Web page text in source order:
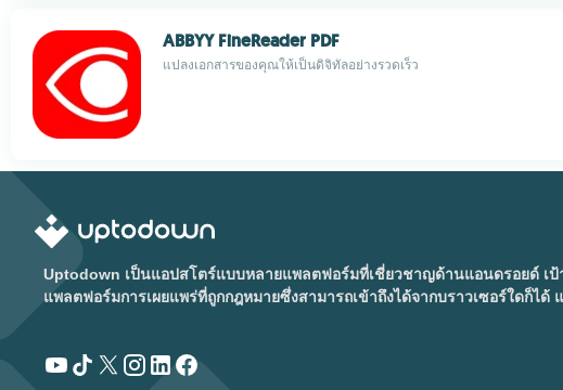
ABBYY FineReader PDF
แปลงเอกสารของคุณให้เป็นดิจิทัลอย่างรวดเร็ว
Uptodown เป็นแอปสโตร์แบบหลายแพลตฟอร์มที่เชี่ยวชาญด้านแอนดรอยด์ เ
แพลตฟอร์มการเผยแพร่ที่ถูกกฎหมายซึ่งสามารถเข้าถึงได้จากบราวเซอร์ใดก็ได้